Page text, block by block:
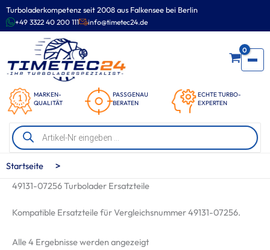
Turboladerkompetenz seit 2008 aus Falkensee bei Berlin
+49 3322 40 200 111 info@timetec24.de
MARKEN-
QUALITÄT
PASSGENAU
BERATEN
ECHTE TURBO-
EXPERTEN
0
Products
search
Zum
Inhalt
springen
Startseite >
49131-07256 Turbolader Ersatzteile
Kompatible Ersatzteile für Vergleichsnummer 49131-07256.
Alle 4 Ergebnisse werden angezeigtNach